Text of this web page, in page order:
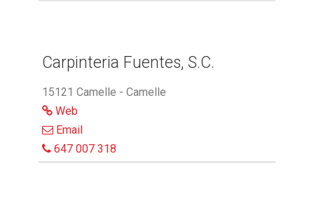
Carpinteria Fuentes, S.C.
15121 Camelle - Camelle
Web
Email
647 007 318